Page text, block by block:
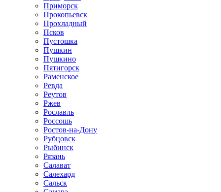
Приморск
Прокопьевск
Прохладный
Псков
Пустошка
Пушкин
Пушкино
Пятигорск
Раменское
Ревда
Реутов
Ржев
Рославль
Россошь
Ростов-на-Дону
Рубцовск
Рыбинск
Рязань
Салават
Салехард
Сальск